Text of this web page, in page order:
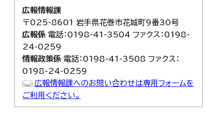
広報情報課
〒025-8601 岩手県花巻市花城町9番30号
広報係電話：0198-41-3504 ファクス：0198-
24-0259
情報政策係 電話：0198-41-3508 ファクス：
0198-24-0259
広報情報課へのお問い合わせは専用フォームを
ご利用ください。